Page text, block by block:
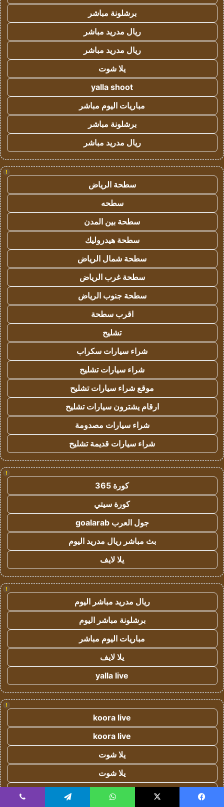
برشلونة مباشر
ريال مدريد مباشر
ريال مدريد مباشر
يلا شوت
yalla shoot
مباريات اليوم مباشر
برشلونة مباشر
ريال مدريد مباشر
!
سطحة الرياض
سطحه
سطحة بين المدن
سطحة هيدروليك
سطحة شمال الرياض
سطحة غرب الرياض
سطحة جنوب الرياض
اقرب سطحة
تشليح
شراء سيارات سكراب
شراء سيارات تشليح
موقع شراء سيارات تشليح
ارقام يشترون سيارات تشليح
شراء سيارات مصدومة
شراء سيارات قديمة تشليح
!
كورة 365
كورة سيتي
جول العرب goalarab
بث مباشر ريال مدريد اليوم
يلا لايف
!
ريال مدريد مباشر اليوم
برشلونة مباشر اليوم
مباريات اليوم مباشر
يلا لايف
yalla live
!
koora live
koora live
يلا شوت
يلا شوت
كورة اون لاين - kora onli